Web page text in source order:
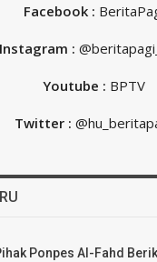
Facebook :
Instagram :
Youtube : BPTV
Twitter :
Ponpes Al-Fahd